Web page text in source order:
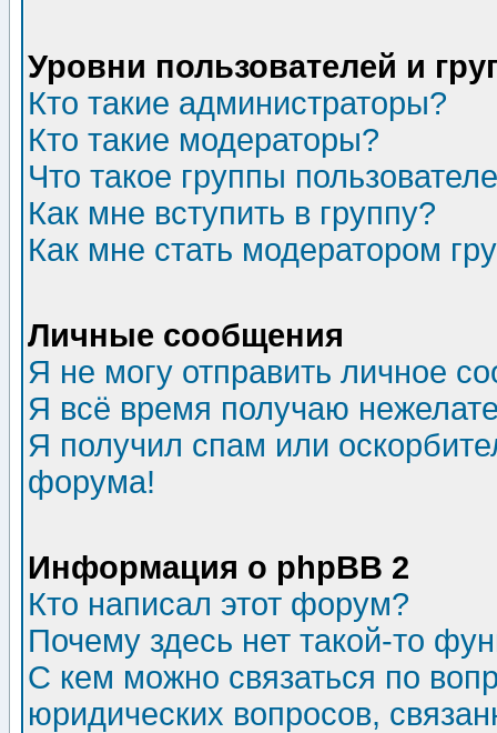
Уровни пользователей и
Кто такие администраторы?
Кто такие модераторы?
Что такое группы
Как мне вступить в группу?
Как мне стать модератором
Личные сообщения
Я не могу отправить личное
Я всё время получаю
Я получил спам или
форума!
Информация о phpBB 2
Кто написал этот форум?
Почему здесь нет такой-то
С кем можно связаться по
юридических вопросов,